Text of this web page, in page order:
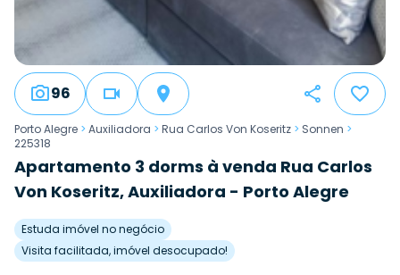
96
Porto Alegre > Auxiliadora > Rua Carlos Von Koseritz > Sonnen >
225318
Apartamento 3 dorms à venda Rua Carlos
Von Koseritz, Auxiliadora - Porto Alegre
Estuda imóvel no negócio
Visita facilitada, imóvel desocupado!